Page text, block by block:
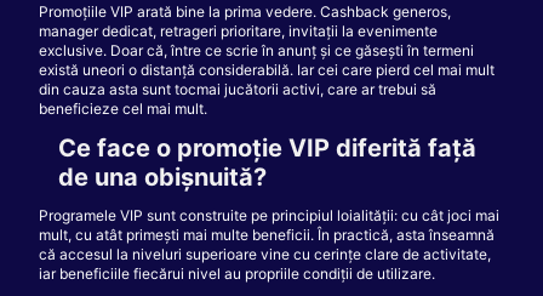
Promoțiile VIP arată bine la prima vedere. Cashback generos,
manager dedicat, retrageri prioritare, invitații la evenimente
exclusive. Doar că, între ce scrie în anunț și ce găsești în termeni
există uneori o distanță considerabilă. Iar cei care pierd cel mai mult
din cauza asta sunt tocmai jucătorii activi, care ar trebui să
beneficieze cel mai mult.
Ce face o promoție VIP diferită față
de una obișnuită?
Programele VIP sunt construite pe principiul loialității: cu cât joci mai
mult, cu atât primești mai multe beneficii. În practică, asta înseamnă
că accesul la niveluri superioare vine cu cerințe clare de activitate,
iar beneficiile fiecărui nivel au propriile condiții de utilizare.